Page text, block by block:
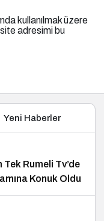
kullanılmak üzere
adresimi bu
Yeni Haberler
Rumeli Tv’de
Konuk Oldu